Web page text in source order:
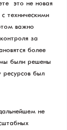
— это не новая
техническими
важно
за
более
были решены
ресурсов был
не